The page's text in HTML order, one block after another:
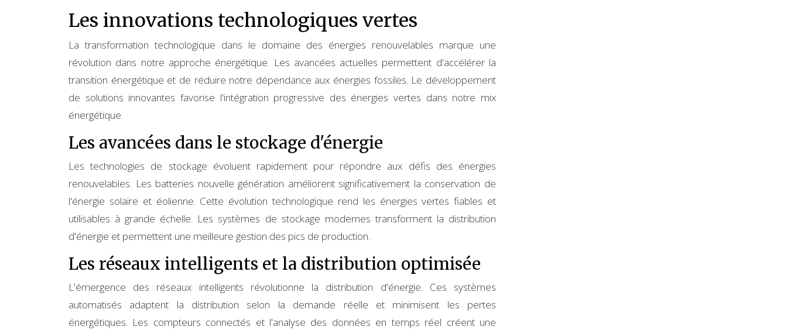
Les innovations technologiques vertes
La transformation technologique dans le domaine des énergies renouvelables marque une
révolution dans notre approche énergétique. Les avancées actuelles permettent d'accélérer la
transition énergétique et de réduire notre dépendance aux énergies fossiles. Le développement
de solutions innovantes favorise l'intégration progressive des énergies vertes dans notre mix
énergétique.
Les avancées dans le stockage d'énergie
Les technologies de stockage évoluent rapidement pour répondre aux défis des énergies
renouvelables. Les batteries nouvelle génération améliorent significativement la conservation de
l'énergie solaire et éolienne. Cette évolution technologique rend les énergies vertes fiables et
utilisables à grande échelle. Les systèmes de stockage modernes transforment la distribution
d'énergie et permettent une meilleure gestion des pics de production.
Les réseaux intelligents et la distribution optimisée
L'émergence des réseaux intelligents révolutionne la distribution d'énergie. Ces systèmes
automatisés adaptent la distribution selon la demande réelle et minimisent les pertes
énergétiques. Les compteurs connectés et l'analyse des données en temps réel créent une